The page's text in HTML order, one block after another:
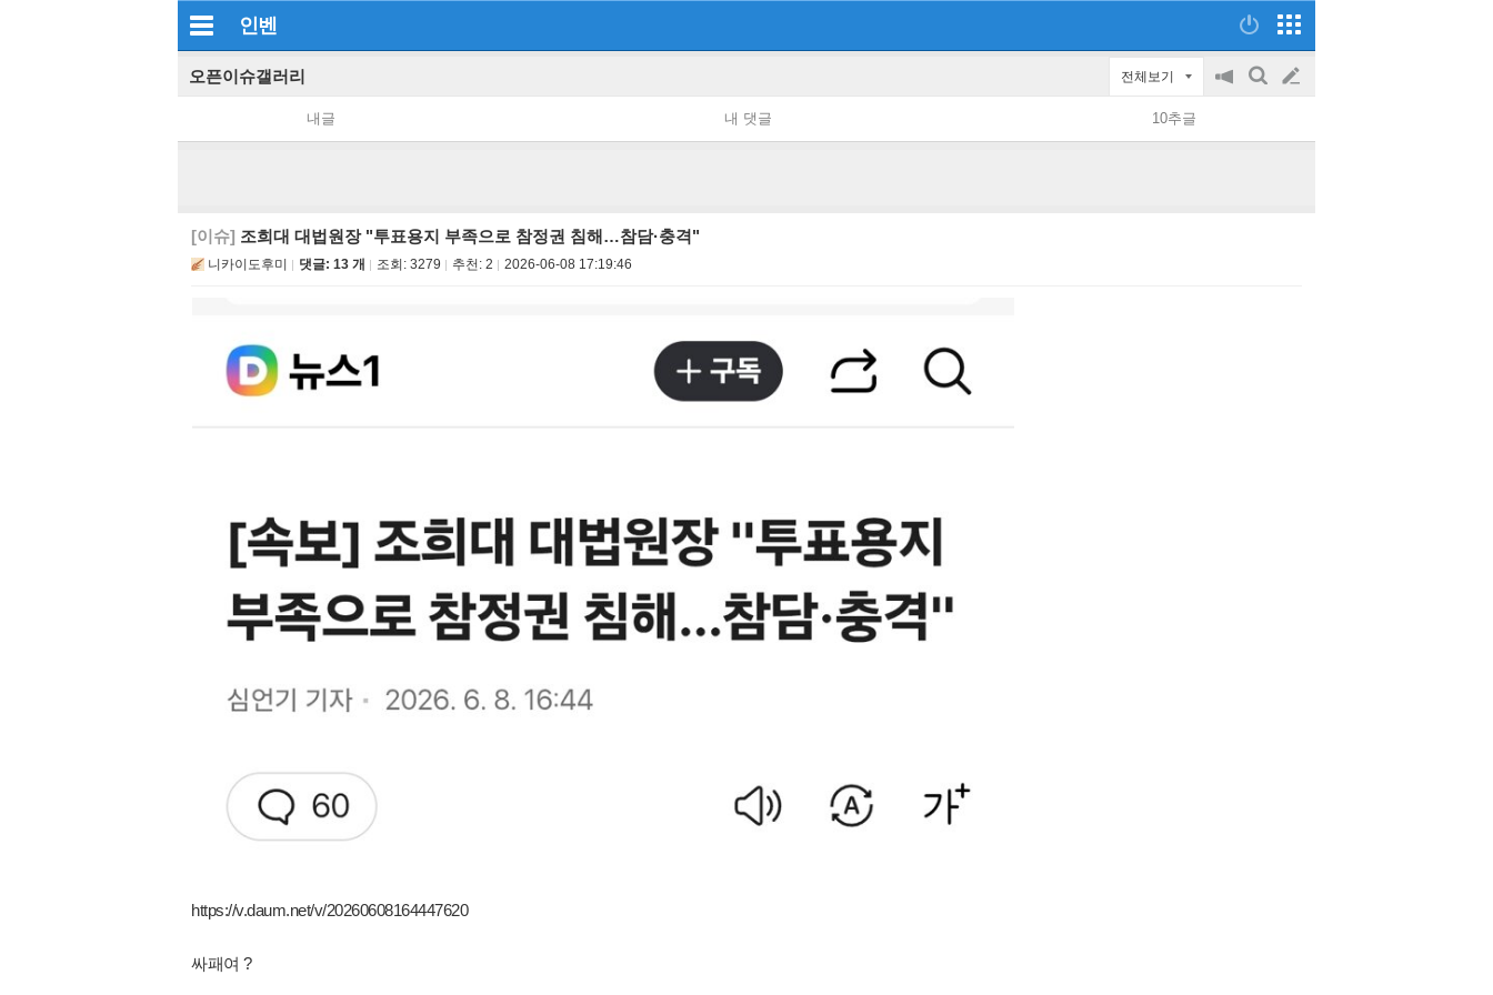
인벤
오픈이슈갤러리 전체보기
공
on/off
검
글
쓰
내글 내 댓글 10추글
[이슈] 조희대 대법원장 "투표용지 부족으로 참정권 침해…참담·충격"
니카이도후미 댓글: 13 개 조회: 3279 추천: 2 2026-06-08 17:19:46
https://v.daum.net/v/20260608164447620
싸패여 ?